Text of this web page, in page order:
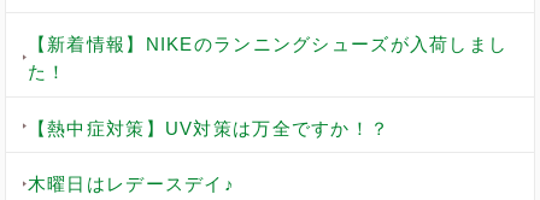
【新着情報】NIKEのランニングシューズが入荷しまし
た！
【熱中症対策】UV対策は万全ですか！？
木曜日はレデースデイ♪